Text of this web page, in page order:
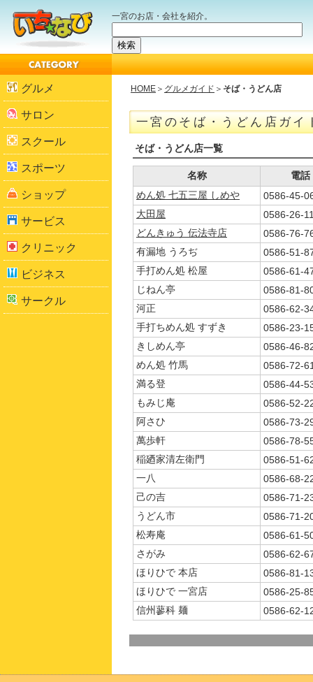
一宮のお店・会社を紹介。
グルメ
サロン
スクール
スポーツ
ショップ
サービス
クリニック
ビジネス
サークル
HOME ＞ グルメガイド ＞ そば・うどん店
一宮のそば・うどん店ガイ
そば・うどん店一覧
名称
電話
めん処 七五三屋 しめや
0586-45-
大田屋
0586-26-
どんきゅう 伝法寺店
0586-76-
有漏地 うろぢ
0586-51-
手打めん処 松屋
0586-61-
じねん亭
0586-81-
河正
0586-62-
手打ちめん処 すずき
0586-23-
きしめん亭
0586-46-
めん処 竹馬
0586-72-
満る登
0586-44-
もみじ庵
0586-52-
阿さひ
0586-73-
萬歩軒
0586-78-
稲廼家清左衛門
0586-51-
一八
0586-68-
己の吉
0586-71-
うどん市
0586-71-
松寿庵
0586-61-
さがみ
0586-62-
ほりひで 本店
0586-81-
ほりひで 一宮店
0586-25-
信州蓼科 麺
0586-62-